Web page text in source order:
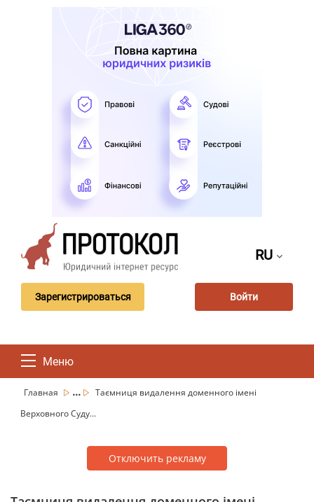
RU
Зарегистрироваться Войти
Меню
Главная ...
Таємниця видалення доменного імені
Верховного Суду...
Отключить рекламу